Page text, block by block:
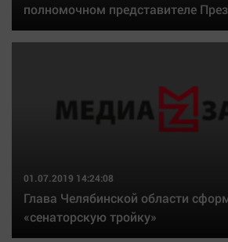
полномочном представителе
01.07.2019 14:24:08
Глава Челябинской области
«сенаторскую тройку»